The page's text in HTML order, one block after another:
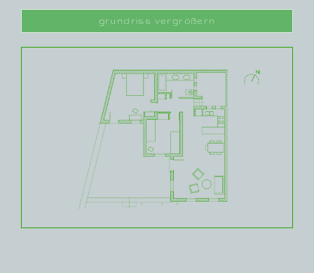
grundriss vergrößern